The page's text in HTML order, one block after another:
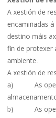
A xestión de
encamiñadas
destino máis
fin de protexer
ambiente.
A xestión de
a) As
b) As